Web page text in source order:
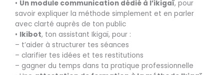
• Un module communication dédié à l’ikigaï, pour
savoir expliquer la méthode simplement et en parler
avec clarté auprès de ton public
• Ikibot, ton assistant Ikigaï, pour :
– t’aider à structurer tes séances
– clarifier tes idées et tes restitutions
– gagner du temps dans ta pratique professionnelle